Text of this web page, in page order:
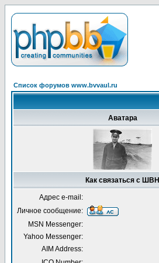
Список форумов www.bvvaul.ru
Аватара
Как связаться с ШВН
Адрес e-mail:
Личное сообщение:
MSN Messenger:
Yahoo Messenger:
AIM Address: